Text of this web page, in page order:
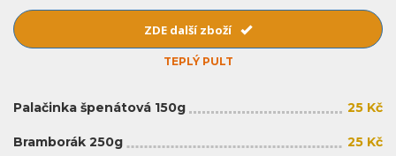
ZDE další zboží
TEPLÝ PULT
Palačinka špenátová 150g 25 Kč
Bramborák 250g 25 Kč